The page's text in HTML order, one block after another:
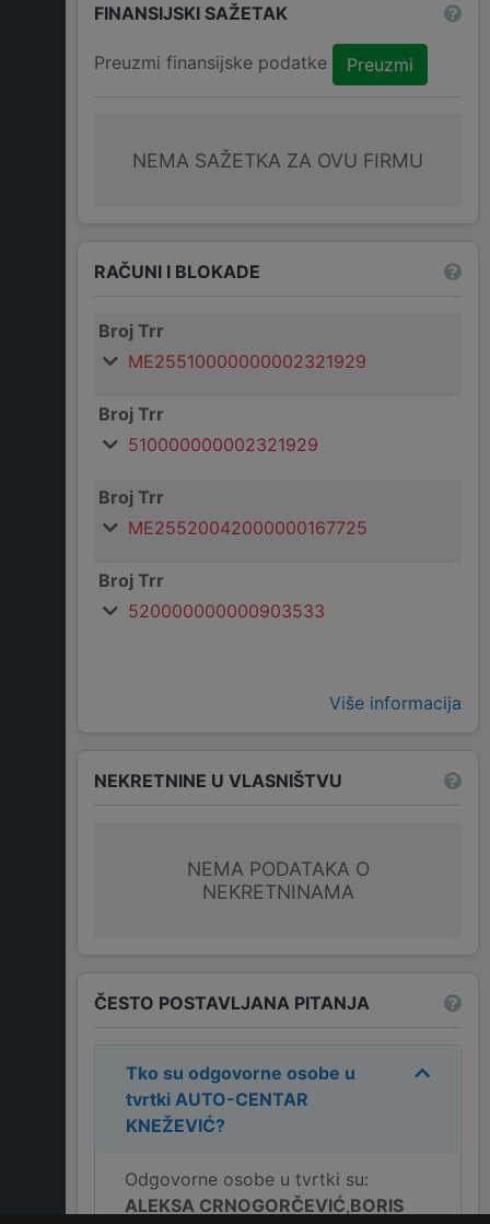
FINANSIJSKI SAŽETAK
Preuzmi finansijske podatke Preuzmi
NEMA SAŽETKA ZA OVU FIRMU
RAČUNI I BLOKADE
Broj Trr
ME25510000000002321929
Broj Trr
510000000002321929
Broj Trr
ME25520042000000167725
Broj Trr
520000000000903533
Više informacija
NEKRETNINE U VLASNIŠTVU
NEMA PODATAKA O
NEKRETNINAMA
ČESTO POSTAVLJANA PITANJA
Tko su odgovorne osobe u
tvrtki AUTO-CENTAR
KNEŽEVIĆ?
Odgovorne osobe u tvrtki su:
ALEKSA CRNOGORČEVIĆ,BORIS